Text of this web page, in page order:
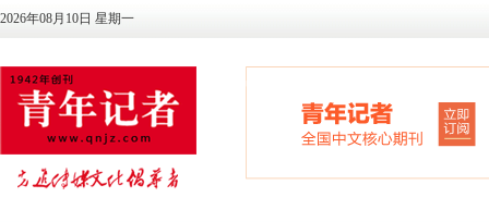
2026年08月10日 星期一